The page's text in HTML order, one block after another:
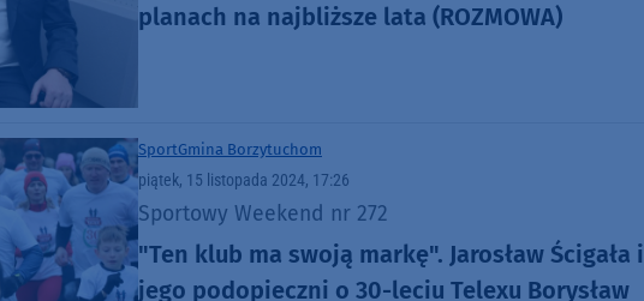
planach na najbliższe lata (ROZMOWA)
SportGmina Borzytuchom
piątek, 15 listopada 2024, 17:26
Sportowy Weekend nr 272
"Ten klub ma swoją markę". Jarosław Ścigała i
jego podopieczni o 30-leciu Telexu Borysław